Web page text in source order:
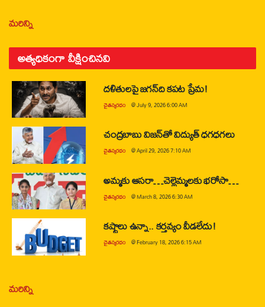
మరిన్ని
అత్యధికంగా వీక్షించినవి
దళితులపై జగన్‌ది కపట ప్రేమ!
చైతన్యరధం @July 9, 2026 6:00 AM
చంద్రబాబు విజన్‌తో విద్యుత్ ధగధగలు
చైతన్యరధం @April 29, 2026 7:10 AM
అమ్మకు ఆసరా…చెల్లెమ్మలకు భరోసా…
చైతన్యరధం @March 8, 2026 6:30 AM
కష్టాలు ఉన్నా.. కర్తవ్యం వీడలేదు!
చైతన్యరధం @February 18, 2026 6:15 AM
మరిన్ని